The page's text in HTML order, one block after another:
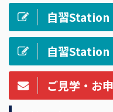
自習
自習
ご見学・お